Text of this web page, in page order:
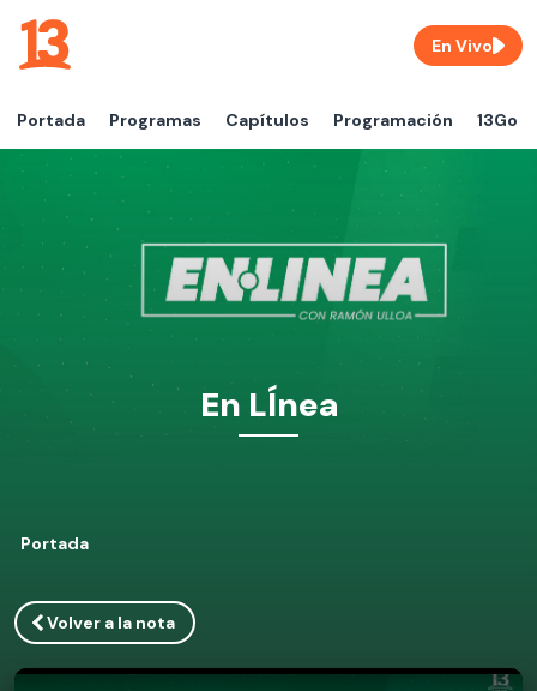
Portada Programas Capítulos Programación 13Go
En Vivo
En LÍnea
Portada
Volver a la nota